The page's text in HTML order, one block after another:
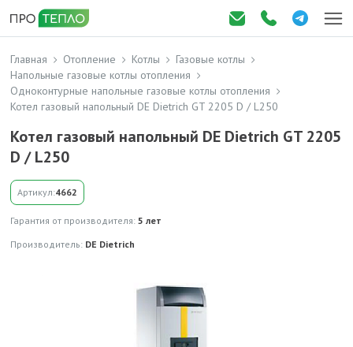
Главная Отопление Котлы
Газовые котлы
Напольные газовые котлы отопления
Одноконтурные напольные газовые котлы отопления
Котел газовый напольный DE Dietrich GT 2205 D / L250
Котел газовый напольный DE Dietrich GT 2205
D / L250
Артикул:4662
Гарантия от производителя: 5 лет
Производитель: DE Dietrich